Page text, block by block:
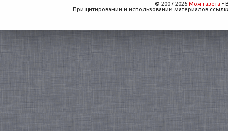
© 2007-2026 Моя газета •
При цитировании и использовании материалов